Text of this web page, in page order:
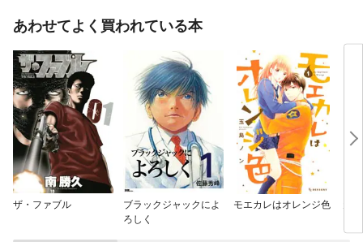
あわせてよく買われている本
ザ・ファブル
ブラックジャックによ
ろしく
モエカレはオレンジ色